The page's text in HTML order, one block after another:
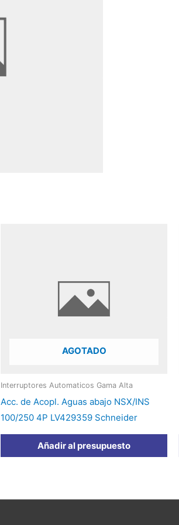
AGOTADO
Interruptores Automaticos Gama Alta
Acc. de Acopl. Aguas abajo NSX/INS
100/250 4P LV429359 Schneider
Añadir al presupuesto